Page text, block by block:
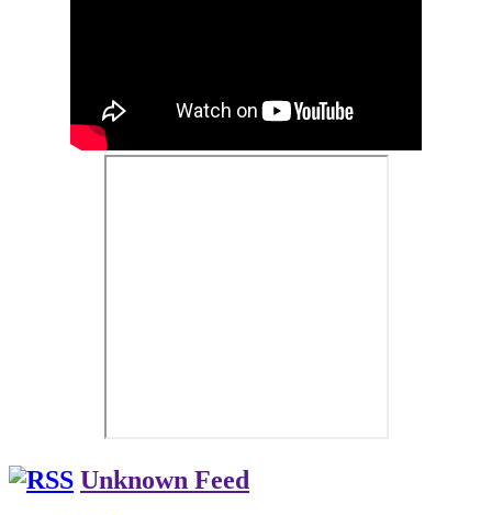
Unknown Feed